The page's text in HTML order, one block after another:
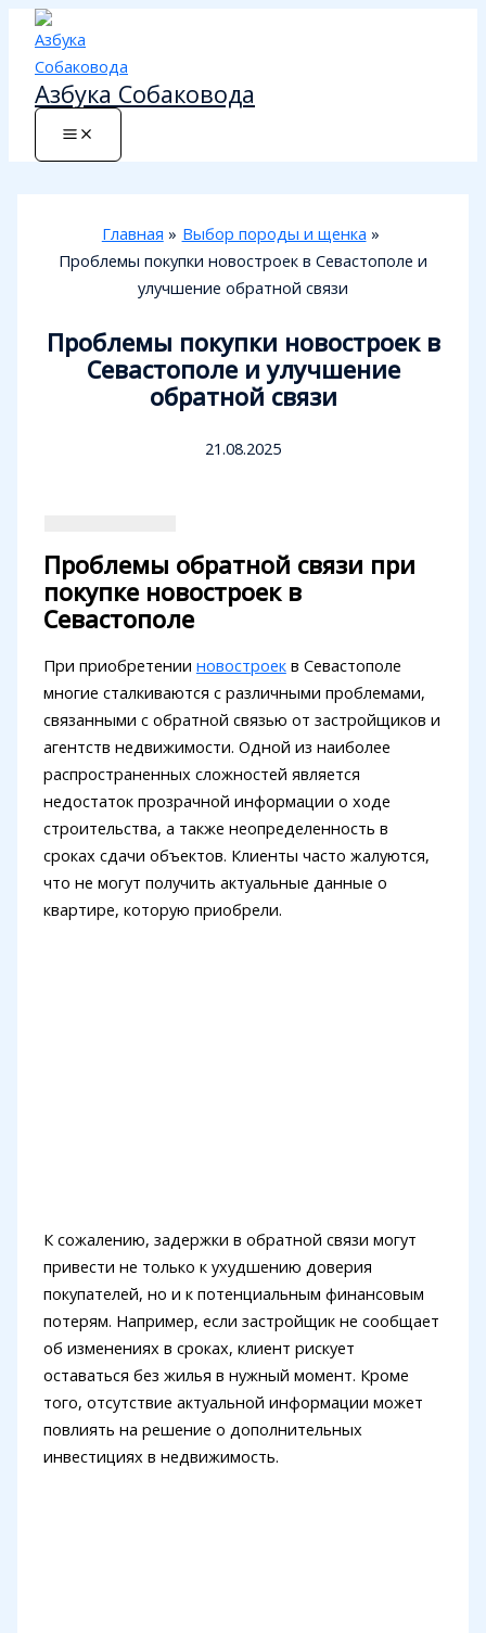
Перейти
содержимому
Азбука Собаковода
Главная
Выбор породы и щенка
Проблемы покупки новостроек в Севастополе и
улучшение обратной связи
Проблемы покупки новостроек в
Севастополе и улучшение
обратной связи
21.08.2025
Проблемы обратной связи при
покупке новостроек в
Севастополе
При приобретении новостроекв Севастополе
многие сталкиваются с различными проблемами,
связанными с обратной связью от застройщиков и
агентств недвижимости. Одной из наиболее
распространенных сложностей является
недостаток прозрачной информации о ходе
строительства, а также неопределенность в
сроках сдачи объектов. Клиенты часто жалуются,
что не могут получить актуальные данные о
квартире, которую приобрели.
К сожалению, задержки в обратной связи могут
привести не только к ухудшению доверия
покупателей, но и к потенциальным финансовым
потерям. Например, если застройщик не сообщает
об изменениях в сроках, клиент рискует
оставаться без жилья в нужный момент. Кроме
того, отсутствие актуальной информации может
повлиять на решение о дополнительных
инвестициях в недвижимость.